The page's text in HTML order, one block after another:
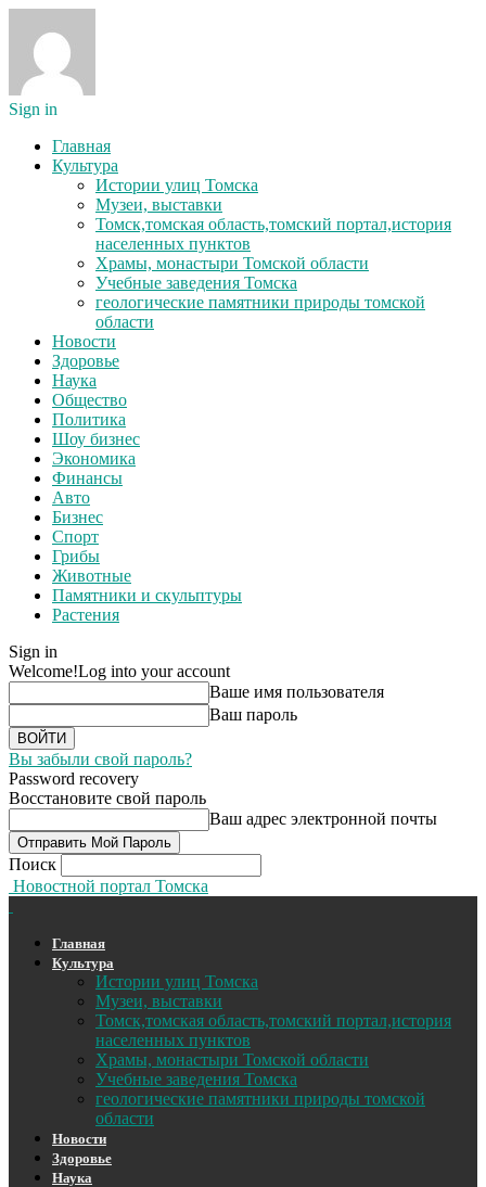
Sign in
Главная
Культура
Истории улиц Томска
Музеи, выставки
Томск,томская область,томский портал,история
населенных пунктов
Храмы, монастыри Томской области
Учебные заведения Томска
геологические памятники природы томской
области
Новости
Здоровье
Наука
Общество
Политика
Шоу бизнес
Экономика
Финансы
Авто
Бизнес
Спорт
Грибы
Животные
Памятники и скульптуры
Растения
Sign in
Welcome!Log into your account
Ваше имя пользователя
Ваш пароль
Вы забыли свой пароль?
Password recovery
Восстановите свой пароль
Ваш адрес электронной почты
Поиск
Новостной портал Томска
Главная
Культура
Истории улиц Томска
Музеи, выставки
Томск,томская область,томский портал,история
населенных пунктов
Храмы, монастыри Томской области
Учебные заведения Томска
геологические памятники природы томской
области
Новости
Здоровье
Наука